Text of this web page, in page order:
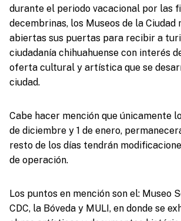
durante el periodo vacacional por las
decembrinas, los Museos de la Ciudad
abiertas sus puertas para recibir a
ciudadanía chihuahuense con interés
oferta cultural y artística que se
ciudad.
Cabe hacer mención que únicamente
de diciembre y 1 de enero,
resto de los días tendrán
de operación.
Los puntos en mención son el: Museo
CDC, la Bóveda y MULI, en donde se